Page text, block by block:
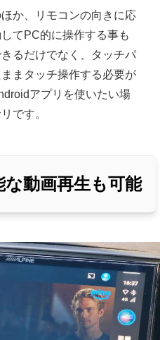
か、リモコンの向きに応
てPC的に操作する事も
るだけでなく、タッチパ
まタッチ操作する必要が
アプリを使いたい場
です。
動画再生も可能